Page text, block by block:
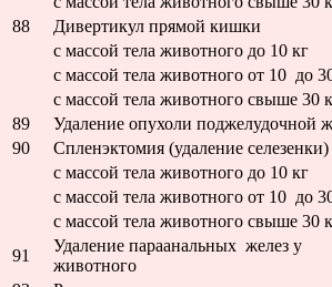
88
Дивертикул прямой кишки
с массой тела животного до 10 кг
с массой тела животного от 10 до
с массой тела животного свыше 30
89
Удаление опухоли поджелудочной
90
Спленэктомия (удаление селезенки)
с массой тела животного до 10 кг
с массой тела животного от 10 до
с массой тела животного свыше 30
91
Удаление параанальных желез у
животного